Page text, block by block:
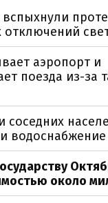
вспыхнули
аэропорт и
поезда из-за
соседних
около